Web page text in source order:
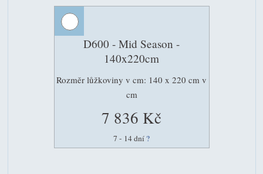
D600 - Mid Season -
140x220cm
Rozměr lůžkoviny v cm: 140 x 220 cm v
cm
7 836 Kč
7 - 14 dní ?